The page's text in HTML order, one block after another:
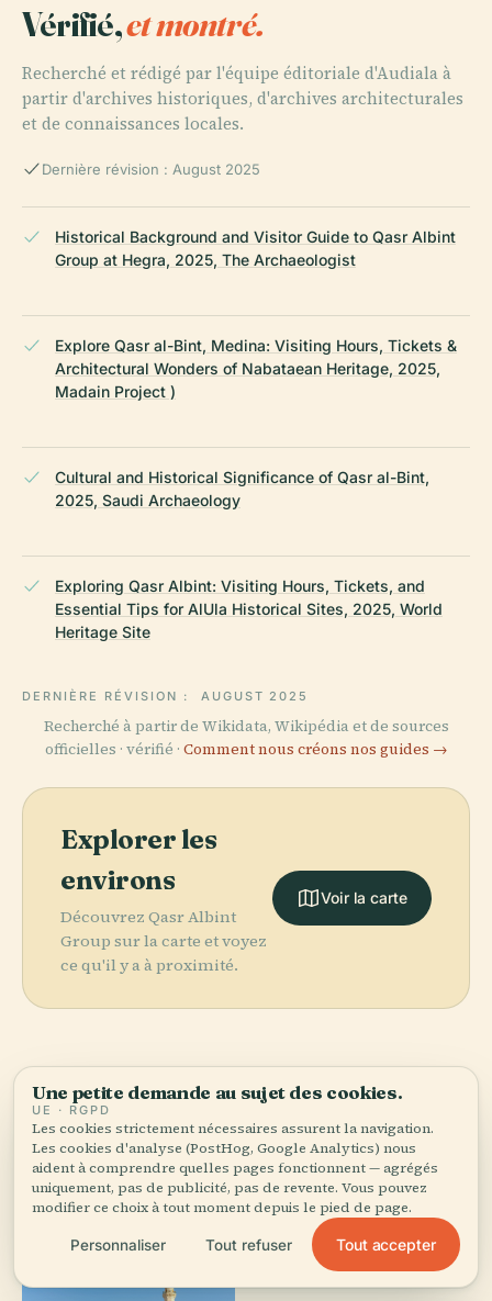
Vérifié,et montré.
Recherché et rédigé par l'équipe éditoriale d'Audiala à
partir d'archives historiques, d'archives architecturales
et de connaissances locales.
Dernière révision : August 2025
Historical Background and Visitor Guide to Qasr Albint
Group at Hegra, 2025, The Archaeologist
Explore Qasr al-Bint, Medina: Visiting Hours, Tickets &
Architectural Wonders of Nabataean Heritage, 2025,
Madain Project )
Cultural and Historical Significance of Qasr al-Bint,
2025, Saudi Archaeology
Exploring Qasr Albint: Visiting Hours, Tickets, and
Essential Tips for AlUla Historical Sites, 2025, World
Heritage Site
DERNIÈRE RÉVISION : AUGUST 2025
Recherché à partir de Wikidata, Wikipédia et de sources
officielles · vérifié · Comment nous créons nos guides →
Explorer les
environs
Découvrez Qasr Albint
Group sur la carte et voyez
ce qu'il y a à proximité.
Voir la carte
More inMédine.
49 lieux à découvrir — quelques-uns à associer.
Une petite demande au sujet des cookies.
UE · RGPD
Les cookies strictement nécessaires assurent la navigation.
Les cookies d'analyse (PostHog, Google Analytics) nous
aident à comprendre quelles pages fonctionnent — agrégés
uniquement, pas de publicité, pas de revente. Vous pouvez
modifier ce choix à tout moment depuis le pied de page.
Personnaliser Tout refuser Tout accepter